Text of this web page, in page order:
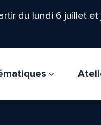
du lundi 6 juillet